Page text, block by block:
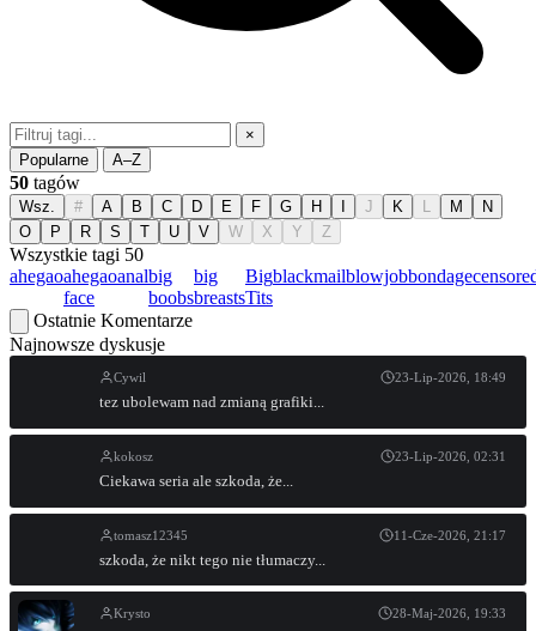
×
Popularne
A–Z
50 tagów
Wsz. # A B C D E F G H J K L M
N
O
P R S T U V W X Y Z
Wszystkie tagi 50
ahegaoahegao
face
analbig
boobs
big
breasts
Big
Tits
blackmailblowjobbondage
Ostatnie Komentarze
Najnowsze dyskusje
Cywil 23-Lip-2026, 18:49
tez ubolewam nad zmianą grafiki...
kokosz 23-Lip-2026, 02:31
Ciekawa seria ale szkoda, że...
tomasz12345 11-Cze-2026, 21:17
szkoda, że nikt tego nie tłumaczy...
Krysto 28-Maj-2026, 19:33